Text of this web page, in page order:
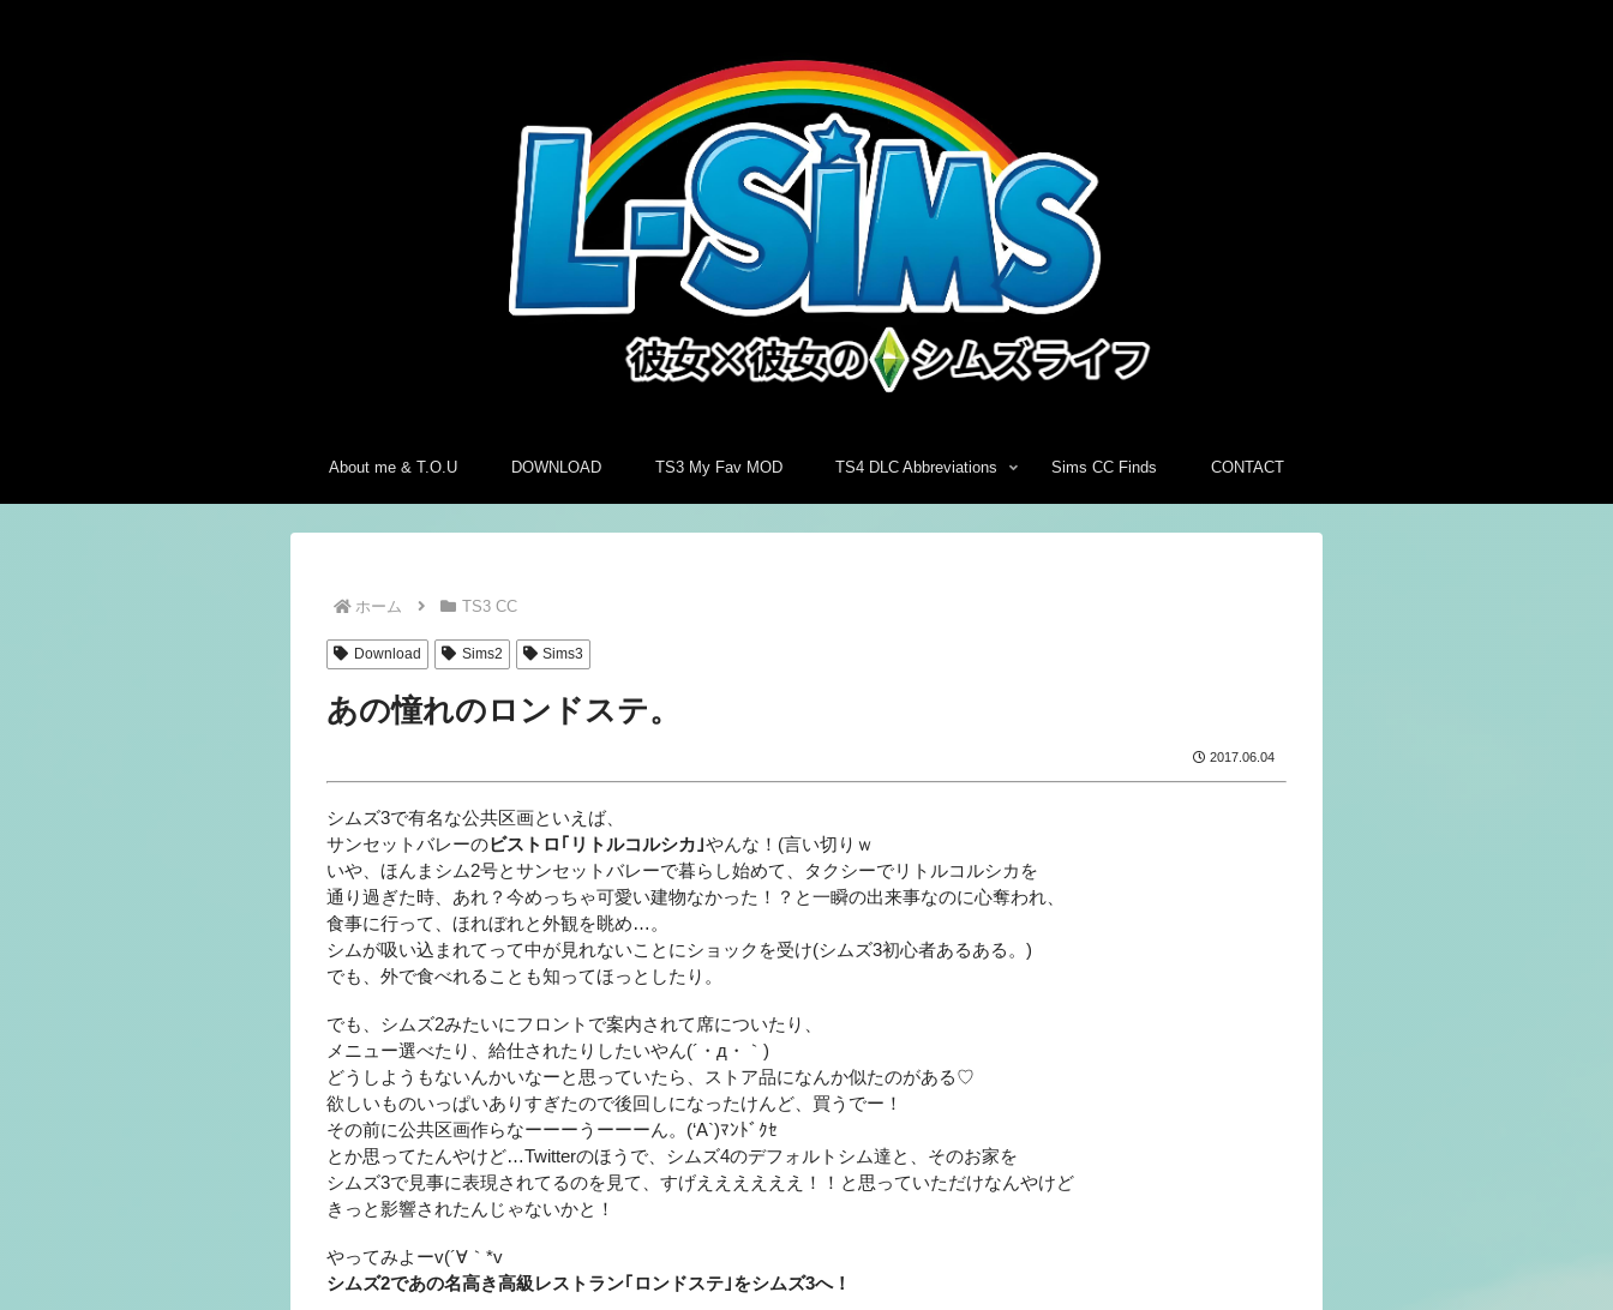
About me & T.O.U DOWNLOAD TS3 My Fav MOD TS4 DLC Abbreviations Sims CC Finds CONTACT
ホーム TS3 CC
Download Sims2 Sims3
あの憧れのロンドステ。
2017.06.04
シムズ3で有名な公共区画といえば、
サンセットバレーのビストロ｢リトルコルシカ｣やんな！(言い切りｗ
いや、ほんまシム2号とサンセットバレーで暮らし始めて、タクシーでリトルコルシカを
通り過ぎた時、あれ？今めっちゃ可愛い建物なかった！？と一瞬の出来事なのに心奪われ、
食事に行って、ほれぼれと外観を眺め…。
シムが吸い込まれてって中が見れないことにショックを受け(シムズ3初心者あるある。)
でも、外で食べれることも知ってほっとしたり。
でも、シムズ2みたいにフロントで案内されて席についたり、
メニュー選べたり、給仕されたりしたいやん(´・д・｀)
どうしようもないんかいなーと思っていたら、ストア品になんか似たのがある♡
欲しいものいっぱいありすぎたので後回しになったけんど、買うでー！
その前に公共区画作らなーーーうーーーん。(‘A`)ﾏﾝﾄﾞｸｾ
とか思ってたんやけど…Twitterのほうで、シムズ4のデフォルトシム達と、そのお家を
シムズ3で見事に表現されてるのを見て、すげええええええ！！と思っていただけなんやけど
きっと影響されたんじゃないかと！
やってみよーv(´∀｀*v
シムズ2であの名高き高級レストラン｢ロンドステ｣をシムズ3へ！